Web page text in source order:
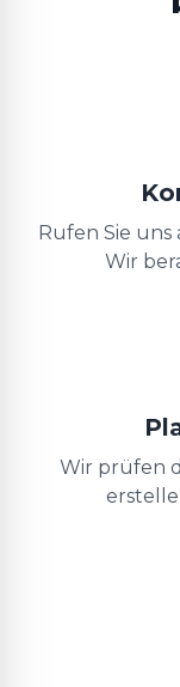
Rufen Sie uns
Wir
Wir prüfen